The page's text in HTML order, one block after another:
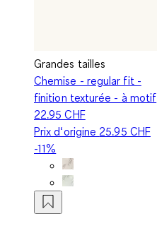
Grandes tailles
Chemise - regular fit -
finition texturée - à motif
22.95 CHF
Prix d‘origine 25.95 CHF
-11%